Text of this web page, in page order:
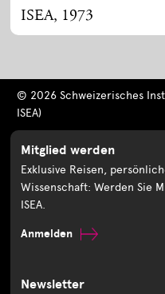
ISEA, 1973
© 2026 Schweizerisches
ISEA)
Mitglied werden
Exklusive Reisen,
Wissenschaft: Werden Sie
ISEA.
Anmelden
Newsletter